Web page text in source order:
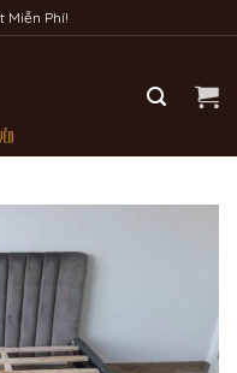
Miễn Phí!